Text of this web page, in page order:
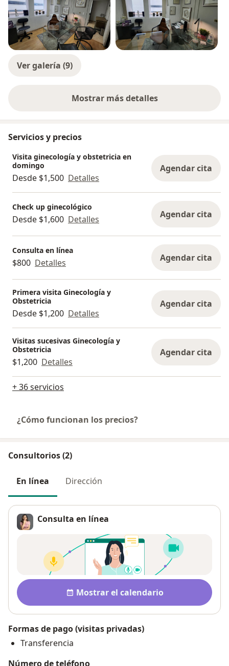
Ver galería (9)
Mostrar más detalles
sobre la experiencia
Servicios y precios
Visita ginecología y obstetricia en
domingo
Desde $1,500 Detalles
Agendar cita
Check up ginecológico
Desde $1,600 Detalles Agendar cita
Consulta en línea
$800 Detalles Agendar cita
Primera visita Ginecología y
Obstetricia
Desde $1,200 Detalles
Agendar cita
Visitas sucesivas Ginecología y
Obstetricia
$1,200 Detalles
Agendar cita
+ 36 servicios
¿Cómo funcionan los precios?
Consultorios (2)
En línea Dirección
Consulta en línea
Disponibilidad
Mostrar el calendario
Formas de pago (visitas privadas)
Transferencia
Número de teléfono